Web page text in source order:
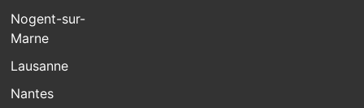
Nogent-sur-
Marne
Lausanne
Nantes